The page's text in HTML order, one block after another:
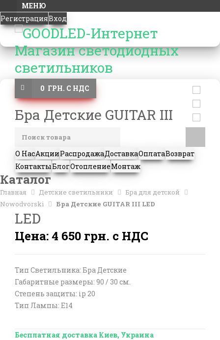
МЕНЮ
РегистрацияВход
0 ГРН. С НДС
О НасАкцииРаспродажаДоставкаОплатаВозврат
КонтактыБлогОтоплениеМонтаж
Каталог
Главная Детские светильники
Бра для детской
Nowodvorski
Бра Детские GUITAR III LED
Бра Детские GUITAR III
LED
Цена: 4 650 грн. с НДС
Тип Светильника: Бра Детские
Габаритные размеры: 90 / 30 см.
Степень защиты: ip 20
Тип Лампы: E14
Бесплатная доставка Киев, Украина